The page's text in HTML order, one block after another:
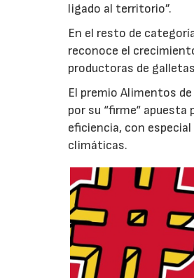
ligado al territorio”.
En el resto de
reconoce el
productoras de
El premio Alimentos de
por su “firme“
eficiencia, con
climáticas.